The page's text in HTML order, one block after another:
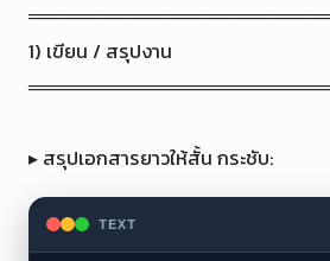
1) เขียน / สรุปงาน
▸ สรุปเอกสารยาวให้สั้น กระชับ:
TEXT